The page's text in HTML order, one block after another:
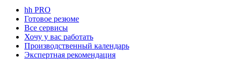
hh PRO
Готовое резюме
Все сервисы
Хочу у вас работать
Производственный календарь
Экспертная рекомендация